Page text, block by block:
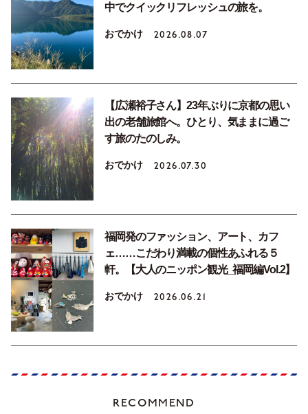
中でクイックリフレッシュの旅を。
おでかけ 2026.08.07
【広瀬裕子さん】23年ぶりに京都の思い
出の老舗旅館へ。ひとり、気ままに過ご
す旅のたのしみ。
おでかけ 2026.07.30
福岡発のファッション、アート、カフ
ェ……こだわり満載の個性あふれる５
軒。【大人のニッポン観光_福岡編Vol.2】
おでかけ 2026.06.21
RECOMMEND